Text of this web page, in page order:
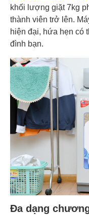
khối lượng giặt 7kg
thành viên trở lên.
hiện đại, hứa hẹn có
đình bạn.
Đa dạng